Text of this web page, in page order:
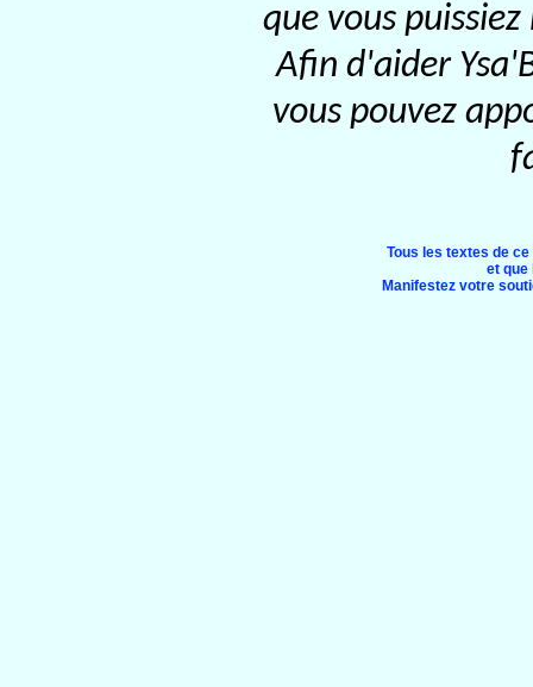
que vous
Afin d'aider
vous pouvez
Tous les textes de
et
Manifestez votre